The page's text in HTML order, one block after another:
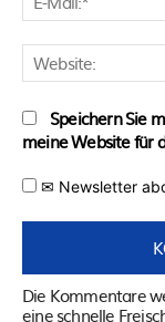
Speichern Sie
meine Website für
✉ Newsletter
Die Kommentare
eine schnelle